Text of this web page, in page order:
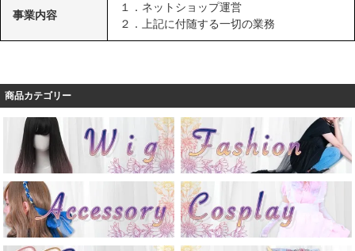
事業内容
１．ネットショップ運営
２．上記に付随する一切の業務
商品カテゴリー